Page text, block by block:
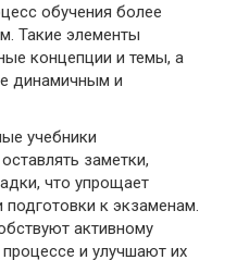
обучения более
Такие элементы
концепции и темы, а
динамичным и
учебники
заметки,
что упрощает
подготовки к экзаменам.
активному
и улучшают их